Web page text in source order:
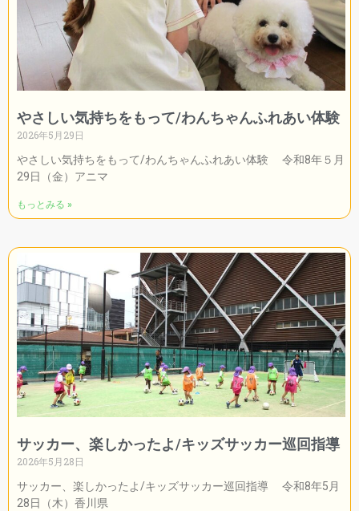
やさしい気持ちをもって/わんちゃんふれあい体験
2026年5月29日
やさしい気持ちをもって/わんちゃんふれあい体験 令和8年５月
29日（金）アニマ
もっとみる »
サッカー、楽しかったよ/キッズサッカー巡回指導
2026年5月28日
サッカー、楽しかったよ/キッズサッカー巡回指導 令和8年5月
28日（木）香川県